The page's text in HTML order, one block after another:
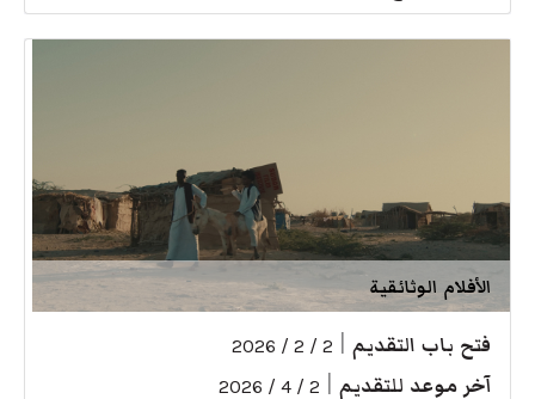
الأفلام الوثائقية
فتح باب التقديم 2 / 2 / 2026
آخر موعد للتقديم 2 / 4 / 2026